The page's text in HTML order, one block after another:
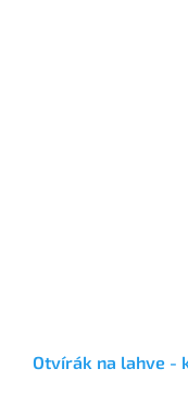
Otvírák na lahve -